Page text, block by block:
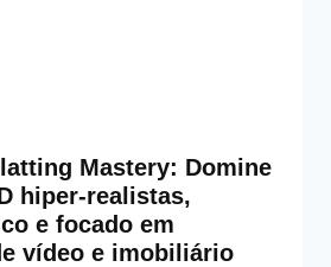
Mastery: Domine
hiper-realistas,
e focado em
vídeo e imobiliário